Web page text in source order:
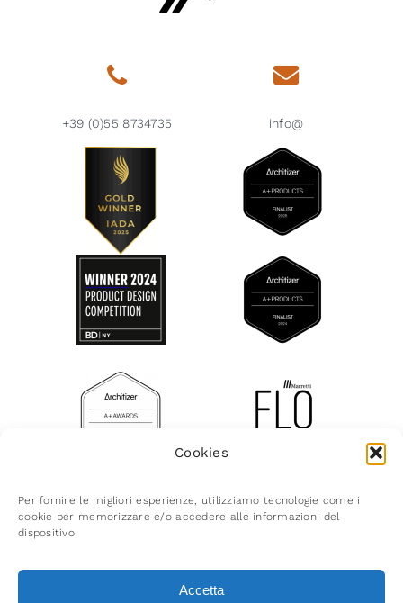
Cookies
Per fornire le migliori esperienze, utilizziamo tecnologie come i
cookie per memorizzare e/o accedere alle informazioni del
dispositivo
Accetta
+39 (0)55 8734735 info@
© Marretti 2026 | Via del Crocifisso 48 | 50058
Imp. Firenze 05398370485 | R.E.A. Firenze n.
543855 | Cap. Soc. Euro 96.000,00 i.v. |